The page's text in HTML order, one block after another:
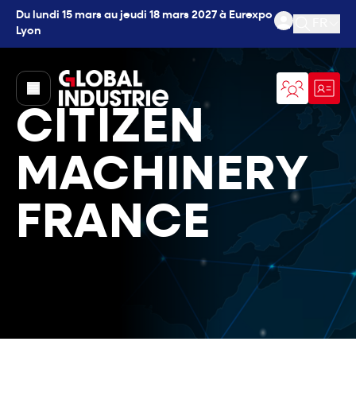
Du lundi 15 mars au jeudi 18 mars 2027 à Eurexpo
Lyon
Ouvrir
page.home
CITIZEN
MACHINERY
FRANCE